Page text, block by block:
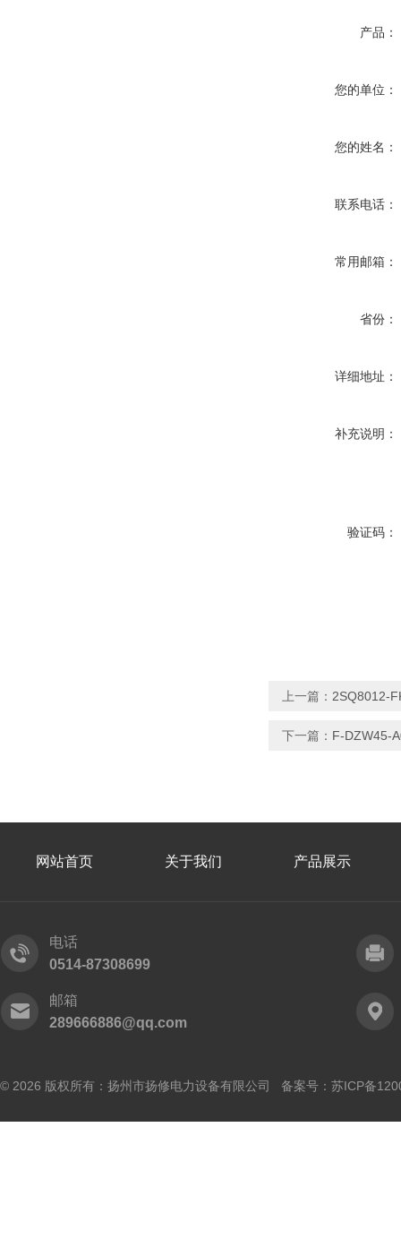
产品：
您的单位：
您的姓名：
联系电话：
常用邮箱：
省份：
详细地址：
补充说明：
验证码：
上一篇： 2SQ8012-
下一篇： F-DZW45-
网站首页 关于我们 产品展示
电话
0514-87308699
邮箱
289666886@qq.com
© 2026 版权所有：扬州市扬修电力设备有限公司 备案号： 苏ICP备